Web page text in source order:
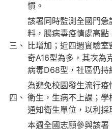
慣。
三、
該署同時監測全國門
料，腸病毒疫情處高
比增加；近四週實驗
奇A16型為多，其次為
病毒D68型，社區仍持
四、
為避免校園發生流行
衛生，生病不上課；
通知衛生單位，以利採
本週全國志願參與該